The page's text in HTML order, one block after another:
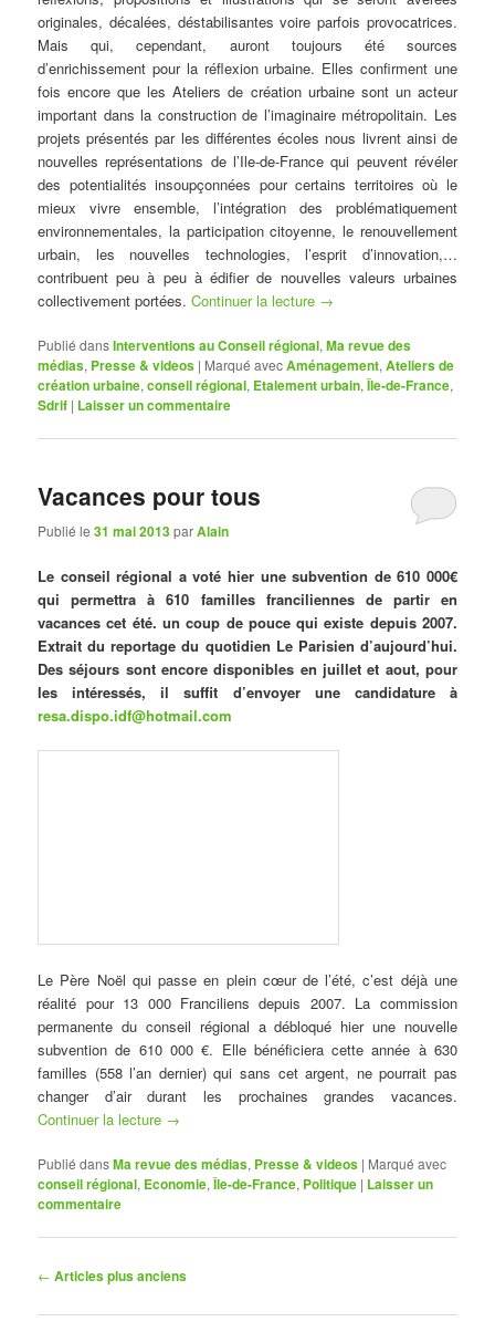
originales, décalées, déstabilisantes voire parfois provocatrices.
Mais qui, cependant, auront toujours été sources
d’enrichissement pour la réflexion urbaine. Elles confirment une
fois encore que les Ateliers de création urbaine sont un acteur
important dans la construction de l’imaginaire métropolitain. Les
projets présentés par les différentes écoles nous livrent ainsi de
nouvelles représentations de l’Ile-de-France qui peuvent révéler
des potentialités insoupçonnées pour certains territoires où le
mieux vivre ensemble, l’intégration des problématiquement
environnementales, la participation citoyenne, le renouvellement
urbain, les nouvelles technologies, l’esprit d’innovation,…
contribuent peu à peu à édifier de nouvelles valeurs urbaines
collectivement portées.Continuer la lecture →
Publié dansInterventions au Conseil régional,Ma revue des
médias, Presse & videos | Marqué avecAménagement,Ateliers de
création urbaine,conseil régional, Etalement urbain,Île-de-France,
Sdrif | Laisser un commentaire
Vacances pour tous
Publié le31 mai 2013parAlain
Le conseil régional a voté hier une subvention de 610 000€
qui permettra à 610 familles franciliennes de partir en
vacances cet été. un coup de pouce qui existe depuis 2007.
Extrait du reportage du quotidien Le Parisien d’aujourd’hui.
Des séjours sont encore disponibles en juillet et aout, pour
les intéressés, il suffit d’envoyer une candidature à
resa.dispo.idf@hotmail.com
Le Père Noël qui passe en plein cœur de l’été, c’est déjà une
réalité pour 13 000 Franciliens depuis 2007. La commission
permanente du conseil régional a débloqué hier une nouvelle
subvention de 610 000 €. Elle bénéficiera cette année à 630
familles (558 l’an dernier) qui sans cet argent, ne pourrait pas
changer d’air durant les prochaines grandes vacances.
Continuer la lecture →
Publié dansMa revue des médias, Presse & videos | Marqué avec
conseil régional, Economie,Île-de-France, Politique | Laisser un
commentaire
Navigation
articles
← Articles plus anciens